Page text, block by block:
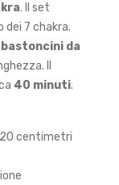
d’In
cen
so
Bac
w
nca
i
cen
. Il set
dei 7 chakra.
bastoncini da
Il
40 minuti.
centimetri